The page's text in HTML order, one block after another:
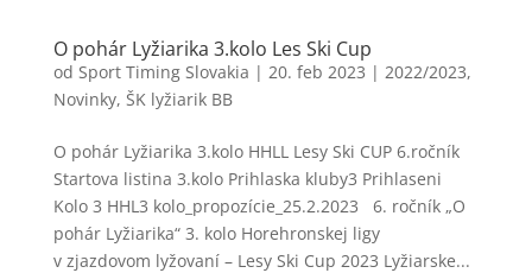
O pohár Lyžiarika 3.kolo Les Ski Cup
od Sport Timing Slovakia | 20. feb 2023 | 2022/2023,
Novinky, ŠK lyžiarik BB
O pohár Lyžiarika 3.kolo HHLL Lesy Ski CUP 6.ročník
Startova listina 3.kolo Prihlaska kluby3 Prihlaseni
Kolo 3 HHL3 kolo_propozície_25.2.2023 6. ročník „O
pohár Lyžiarika“ 3. kolo Horehronskej ligy
v zjazdovom lyžovaní – Lesy Ski Cup 2023 Lyžiarske...